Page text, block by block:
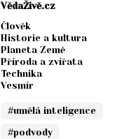
VědaŽivě.cz
Člověk
Historie a kultura
Planeta Země
Příroda a zvířata
Technika
Vesmír
#umělá inteligence
#podvody